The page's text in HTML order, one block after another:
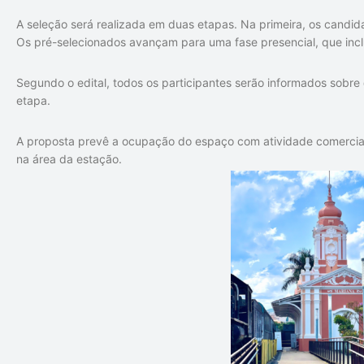
A seleção será realizada em duas etapas. Na primeira, os
Os pré-selecionados avançam para uma fase presencial, que
Segundo o edital, todos os participantes serão informados
etapa.
A proposta prevê a ocupação do espaço com atividade
na área da estação.